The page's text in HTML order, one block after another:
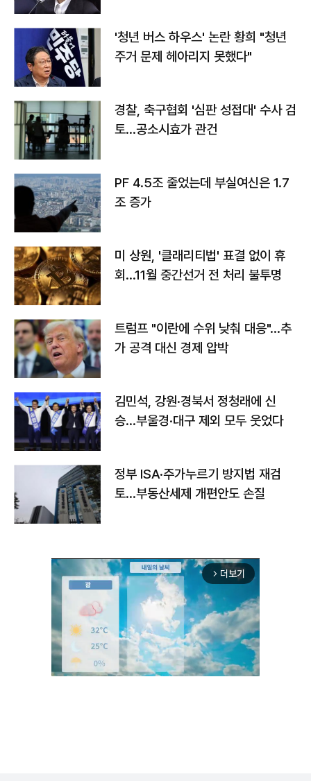
'청년 버스 하우스' 논란 황희 "청년
주거 문제 헤아리지 못했다"
경찰, 축구협회 '심판 성접대' 수사 검
토…공소시효가 관건
PF 4.5조 줄었는데 부실여신은 1.7
조 증가
미 상원, '클래리티법' 표결 없이 휴
회…11월 중간선거 전 처리 불투명
트럼프 "이란에 수위 낮춰 대응"…추
가 공격 대신 경제 압박
김민석, 강원·경북서 정청래에 신
승…부울경·대구 제외 모두 웃었다
정부 ISA·주가누르기 방지법 재검
토…부동산세제 개편안도 손질
arrow_forward_ios 더보기